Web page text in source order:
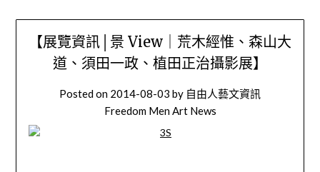
【展覽資訊│景 View｜荒木經惟、森山大
道、須田一政、植田正治攝影展】
Posted on 2014-08-03 by 自由人藝文資訊
Freedom Men Art News